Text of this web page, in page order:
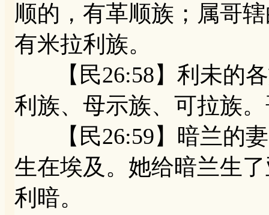
顺的，有革顺族；属哥
有米拉利族。
【民26:58】利未的各
利族、母示族、可拉族
【民26:59】暗兰的妻
生在埃及。她给暗兰生
利暗。